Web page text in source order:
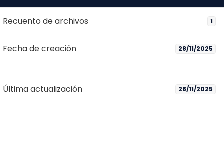
Recuento de archivos 1
Fecha de creación 28/11/2025
Última actualización 28/11/2025